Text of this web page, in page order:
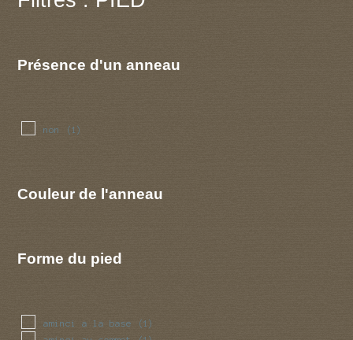
Présence d'un anneau
non (1)
Couleur de l'anneau
Forme du pied
aminci a la base (1)